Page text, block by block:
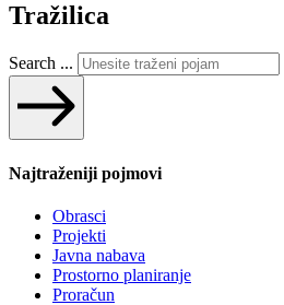
Tražilica
Search ...
Najtraženiji pojmovi
Obrasci
Projekti
Javna nabava
Prostorno planiranje
Proračun